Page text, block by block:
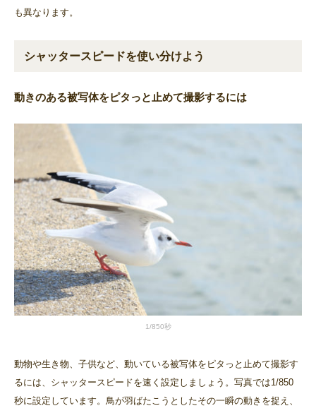
も異なります。
シャッタースピードを使い分けよう
動きのある被写体をピタっと止めて撮影するには
1/850秒
動物や生き物、子供など、動いている被写体をピタっと止めて撮影す
るには、シャッタースピードを速く設定しましょう。写真では1/850
秒に設定しています。鳥が羽ばたこうとしたその一瞬の動きを捉え、